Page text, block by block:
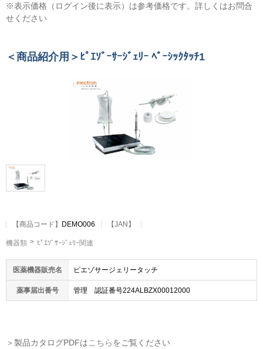
※表示価格（ログイン後に表示）は参考価格です。詳しくはお問合
せください
＜商品紹介用＞ﾋﾟｴｿﾞｰｻｰｼﾞｪﾘｰ ﾍﾞｰｼｯｸﾀｯﾁ1
【商品コード】 DEMO006 【JAN】
機器類 ﾋﾟｴｿﾞｻｰｼﾞｪﾘｰ関連
医薬機器販売名 ピエゾサージェリータッチ
薬事届出番号 管理 認証番号224ALBZX00012000
＞製品カタログPDFは こちらをご覧ください